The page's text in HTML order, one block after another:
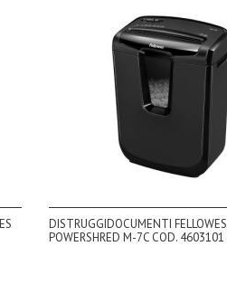
DISTRUGGIDOCUMENTI FELLOWES
POWERSHRED M-7C COD. 4603101